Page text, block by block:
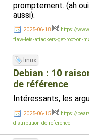
promptement. (ah
aussi).
2025-06-18
https://
flaw-lets-attackers-get-root-on-
linux
Debian : 10
de référence
Intéressants, les
2025-06-15
https://
distribution-de-reference